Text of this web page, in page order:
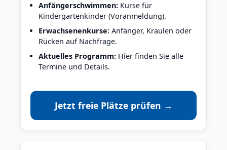
Anfängerschwimmen: Kurse für
Kindergartenkinder (Voranmeldung).
Erwachsenenkurse: Anfänger, Kraulen oder
Rücken auf Nachfrage.
Aktuelles Programm: Hier finden Sie alle
Termine und Details.
Jetzt freie Plätze prüfen →